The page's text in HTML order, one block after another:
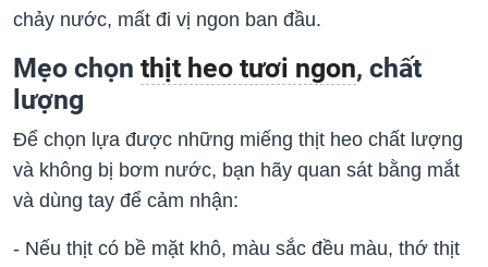
chảy nước, mất đi vị ngon ban đầu.
Mẹo chọn thịt heo tươi ngon, chất
lượng
Để chọn lựa được những miếng thịt heo chất lượng
và không bị bơm nước, bạn hãy quan sát bằng mắt
và dùng tay để cảm nhận:
- Nếu thịt có bề mặt khô, màu sắc đều màu, thớ thịt